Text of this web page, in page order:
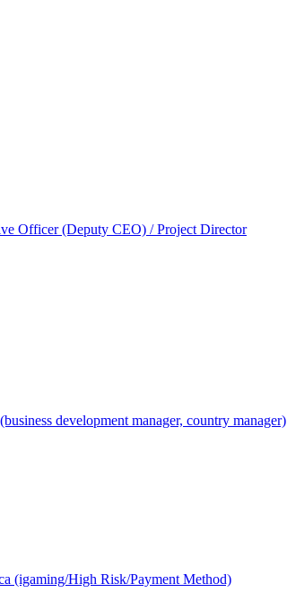
Officer (Deputy CEO) / Project Director
development manager, country manager)
(igaming/High Risk/Payment Method)